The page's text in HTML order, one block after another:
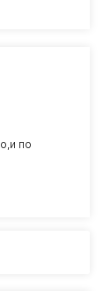
по